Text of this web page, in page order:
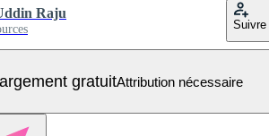
Raju
Suivre
gratuitAttribution nécessaire